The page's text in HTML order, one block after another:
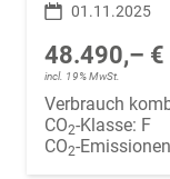
01.11.2025
48.490,– €
incl. 19% MwSt.
Verbrauch
CO2-Klasse: F
CO2-